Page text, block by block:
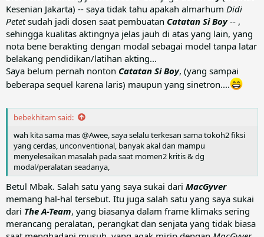
Kesenian Jakarta) -- saya tidak tahu apakah almarhum Didi
Petetsudah jadi dosen saat pembuatan Catatan Si Boy-- ,
sehingga kualitas aktingnya jelas jauh di atas yang lain, yang
nota bene berakting dengan modal sebagai model tanpa latar
belakang pendidikan/latihan akting...
Saya belum pernah nonton Catatan Si Boy, (yang sampai
beberapa sequel karena laris) maupun yang sinetron....
bebekhitam said:
wah kita sama mas @Awee, saya selalu terkesan sama tokoh2 fiksi
yang cerdas, unconventional, banyak akal dan mampu
menyelesaikan masalah pada saat momen2 kritis & dg
modal/peralatan seadanya,
Betul Mbak. Salah satu yang saya sukai dari MacGyver
memang hal-hal tersebut. Itu juga salah satu yang saya sukai
dari The A-Team, yang biasanya dalam frame klimaks sering
merancang peralatan, perangkat dan senjata yang tidak biasa